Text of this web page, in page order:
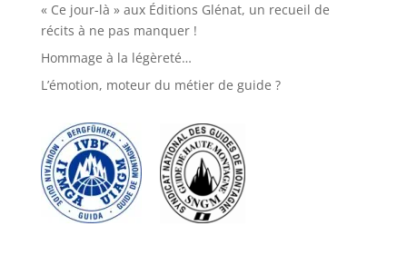
« Ce jour-là » aux Éditions Glénat, un recueil de
récits à ne pas manquer !
Hommage à la légèreté…
L’émotion, moteur du métier de guide ?